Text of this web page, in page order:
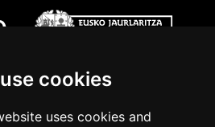
cookies
uses cookies and
JARRI